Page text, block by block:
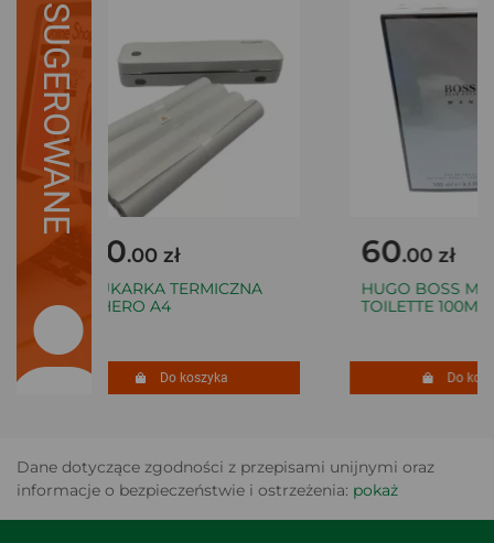
SUGEROWANE
160.00 zł
DRUKARKA TERMICZNA
FICHERO A4
Do koszyka
60.00 zł
HUGO BOSS
TOILETTE 100ML
Do
Dane dotyczące zgodności z przepisami unijnymi oraz
informacje o bezpieczeństwie i ostrzeżenia: pokaż